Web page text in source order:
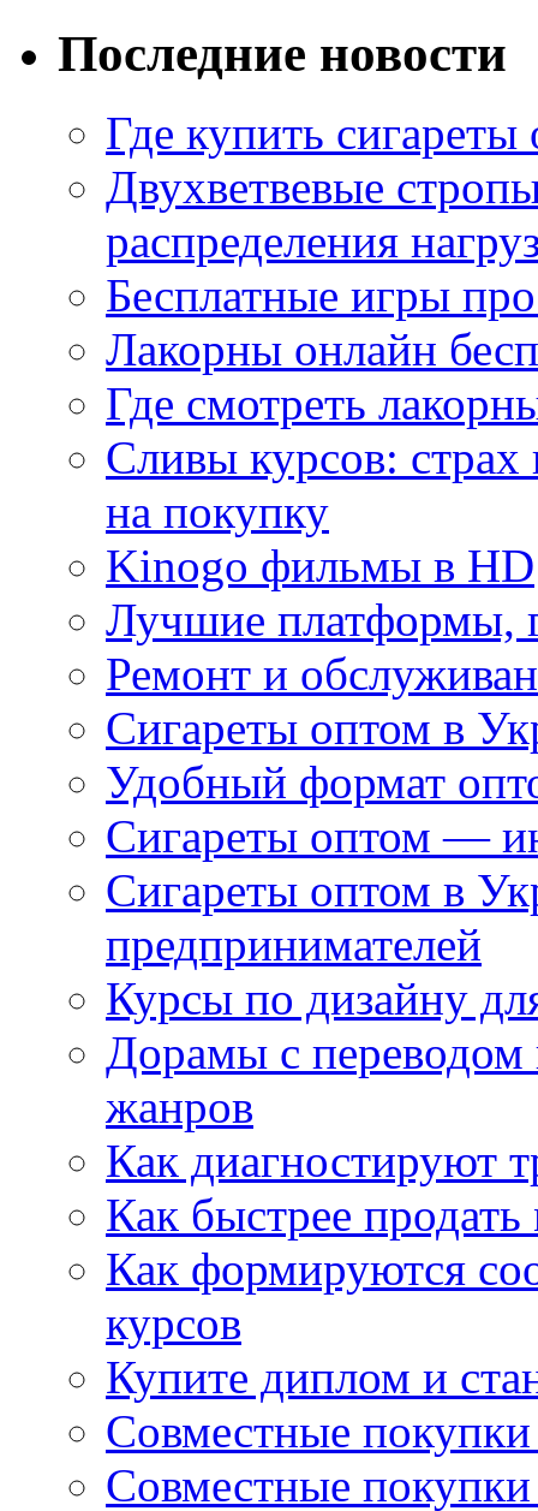
Последние новости
Где купить
Двухветвевые
распределения
Бесплатные игры
Лакорны онлайн
Где смотреть
Сливы курсов:
на покупку
Kinogo фильмы в HD
Лучшие платформы,
Ремонт и
Сигареты оптом в
Удобный формат
Сигареты оптом —
Сигареты оптом в
предпринимателей
Курсы по дизайну
Дорамы с переводом
жанров
Как диагностируют
Как быстрее
Как формируются
курсов
Купите диплом и
Совместные
Совместные покупки